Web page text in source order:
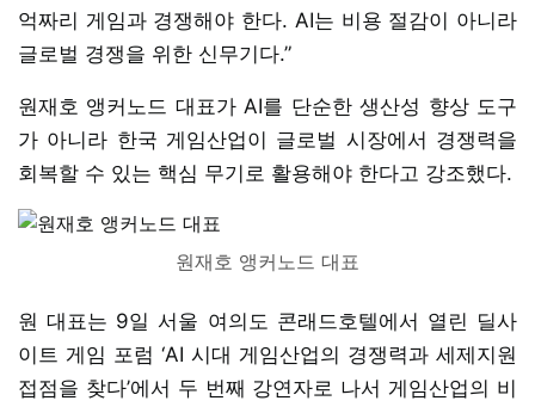
억짜리 게임과 경쟁해야 한다. AI는 비용 절감이 아니라
글로벌 경쟁을 위한 신무기다.”
원재호 앵커노드 대표가 AI를 단순한 생산성 향상 도구
가 아니라 한국 게임산업이 글로벌 시장에서 경쟁력을
회복할 수 있는 핵심 무기로 활용해야 한다고 강조했다.
원재호 앵커노드 대표
원 대표는 9일 서울 여의도 콘래드호텔에서 열린 딜사
이트 게임 포럼 ‘AI 시대 게임산업의 경쟁력과 세제지원
접점을 찾다’에서 두 번째 강연자로 나서 게임산업의 비